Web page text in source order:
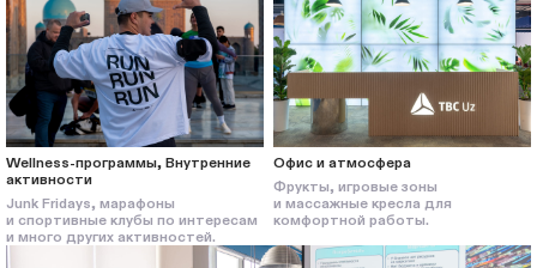
Wellness-программы, Внутренние
активности
Junk Fridays, марафоны
и спортивные клубы по интересам
и много других активностей.
Офис и атмосфера
Фрукты, игровые зоны
и массажные кресла для
комфортной работы.